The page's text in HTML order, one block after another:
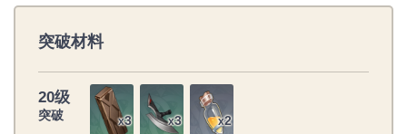
突破材料
20级
突破 x3 x3 x2